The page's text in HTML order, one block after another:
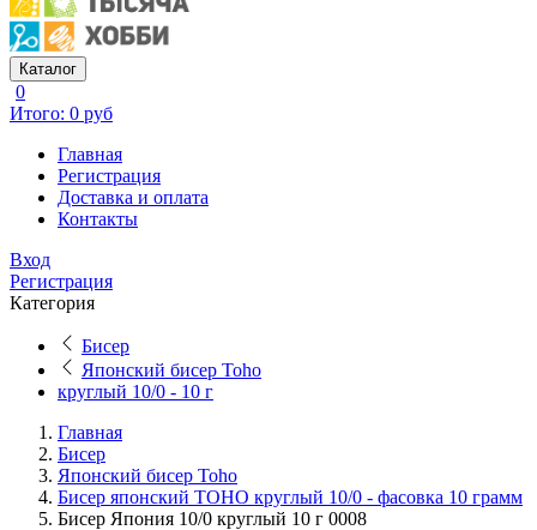
Каталог
0
Итого: 0 руб
Главная
Регистрация
Доставка и оплата
Контакты
Вход
Регистрация
Категория
Бисер
Японский бисер Toho
круглый 10/0 - 10 г
Главная
Бисер
Японский бисер Toho
Бисер японский TOHO круглый 10/0 - фасовка 10 грамм
Бисер Япония 10/0 круглый 10 г 0008